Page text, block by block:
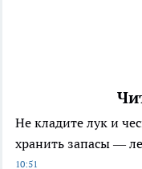
Не кладите лук и
хранить запасы —
10:51